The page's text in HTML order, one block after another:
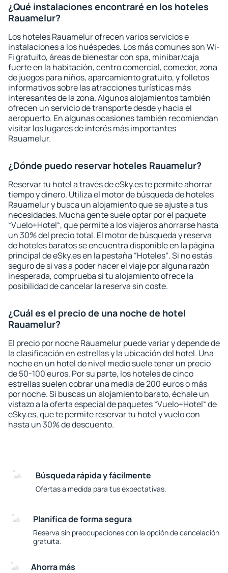
¿Qué instalaciones encontraré en los hoteles
Rauamelur?
Los hoteles Rauamelur ofrecen varios servicios e
instalaciones a los huéspedes. Los más comunes son Wi-
Fi gratuito, áreas de bienestar con spa, minibar/caja
fuerte en la habitación, centro comercial, comedor, zona
de juegos para niños, aparcamiento gratuito, y folletos
informativos sobre las atracciones turísticas más
interesantes de la zona. Algunos alojamientos también
ofrecen un servicio de transporte desde y hacia el
aeropuerto. En algunas ocasiones también recomiendan
visitar los lugares de interés más importantes
Rauamelur.
¿Dónde puedo reservar hoteles Rauamelur?
Reservar tu hotel a través de eSky.es te permite ahorrar
tiempo y dinero. Utiliza el motor de búsqueda de hoteles
Rauamelur y busca un alojamiento que se ajuste a tus
necesidades. Mucha gente suele optar por el paquete
“Vuelo+Hotel“, que permite a los viajeros ahorrarse hasta
un 30% del precio total. El motor de búsqueda y reserva
de hoteles baratos se encuentra disponible en la página
principal de eSky.es en la pestaña “Hoteles“. Si no estás
seguro de si vas a poder hacer el viaje por alguna razón
inesperada, comprueba si tu alojamiento ofrece la
posibilidad de cancelar la reserva sin coste.
¿Cuál es el precio de una noche de hotel
Rauamelur?
El precio por noche Rauamelur puede variar y depende de
la clasificación en estrellas y la ubicación del hotel. Una
noche en un hotel de nivel medio suele tener un precio
de 50-100 euros. Por su parte, los hoteles de cinco
estrellas suelen cobrar una media de 200 euros o más
por noche. Si buscas un alojamiento barato, échale un
vistazo a la oferta especial de paquetes “Vuelo+Hotel“ de
eSky.es, que te permite reservar tu hotel y vuelo con
hasta un 30% de descuento.
Búsqueda rápida y fácilmente
Ofertas a medida para tus expectativas.
Planifica de forma segura
Reserva sin preocupaciones con la opción de cancelación
gratuita.
Ahorra más